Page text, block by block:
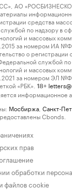
АО
средства
по надзору в
и массовых
за номером ИА
о регистрации
службой по
и массовых
за номером ЭЛ
«РБК».
18+
информационное
Мосбиржа Санкт-
Cbonds.
прав
обработки
файлов cookie